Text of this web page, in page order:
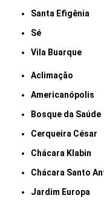
Santa Efigênia
Sé
Vila Buarque
Aclimação
Americanópolis
Bosque da Saúde
Cerqueira César
Chácara Klabin
Chácara Santo
Jardim Europa